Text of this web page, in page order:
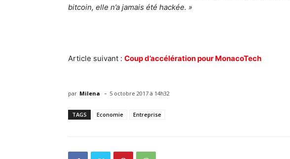
bitcoin, elle n’a jamais été hackée. »
Article suivant : Coup d’accélération pour MonacoTech
par Milena - 5 octobre 2017 à 14h32
TAGS Economie Entreprise